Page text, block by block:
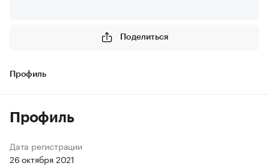
Поделиться
Профиль
Профиль
Дата регистрации
26 октября 2021